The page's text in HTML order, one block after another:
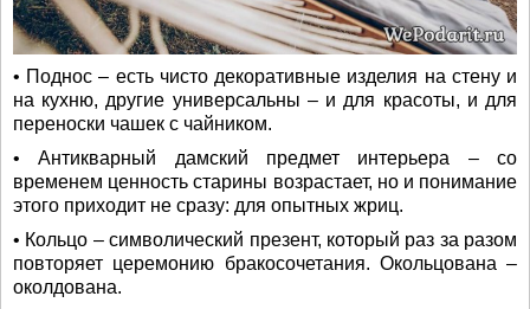
• Поднос – есть чисто декоративные изделия на стену и
на кухню, другие универсальны – и для красоты, и для
переноски чашек с чайником.
• Антикварный дамский предмет интерьера – со
временем ценность старины возрастает, но и понимание
этого приходит не сразу: для опытных жриц.
• Кольцо – символический презент, который раз за разом
повторяет церемонию бракосочетания. Окольцована –
околдована.